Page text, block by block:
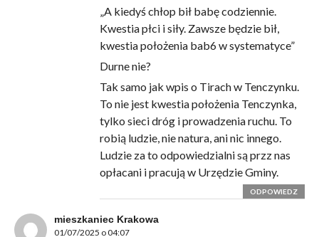
„A kiedyś chłop bił babę codziennie.
Kwestia płci i siły. Zawsze będzie bił,
kwestia położenia bab6 w systematyce”
Durne nie?
Tak samo jak wpis o Tirach w Tenczynku.
To nie jest kwestia położenia Tenczynka,
tylko sieci dróg i prowadzenia ruchu. To
robią ludzie, nie natura, ani nic innego.
Ludzie za to odpowiedzialni są przz nas
opłacani i pracują w Urzędzie Gminy.
ODPOWIEDZ
mieszkaniec Krakowa
01/07/2025 o 04:07